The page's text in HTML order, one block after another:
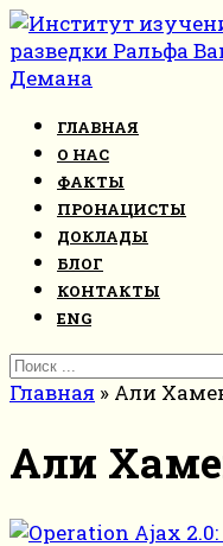
Перейти
к
контенту
ГЛАВНАЯ
О НАС
ФАКТЫ
ПРОНАЦИСТЫ
ДОКЛАДЫ
БЛОГ
КОНТАКТЫ
ENG
Search
for:
Главная » Али
Али